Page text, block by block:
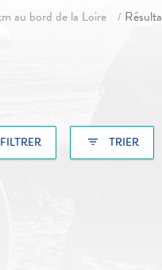
au bord de la Loire
FILTRER filter_list TRIER